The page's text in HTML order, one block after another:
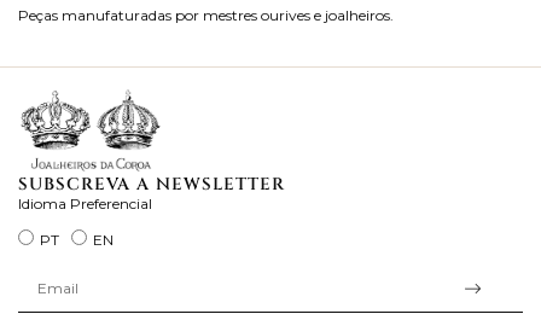
Peças manufaturadas por mestres ourives e joalheiros.
SUBSCREVA A NEWSLETTER
Idioma Preferencial
PT
EN